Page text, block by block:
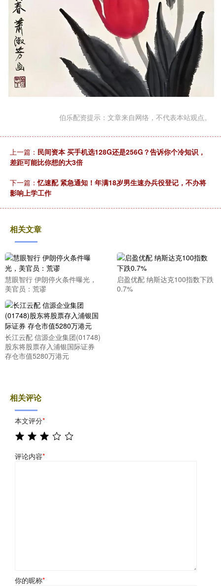
伯乐配资提示：文章来自网络，不代表本站观点。
上一篇： 民间资本 买手机选128G还是256G？告诉你个冷知识，
差距可能比你想的大3倍
下一篇：忆速配 紧急通知！年满18岁男生速办兵役登记，不办将
影响上学工作
相关文章
慧眼智行 伊朗停火条件曝光，
美官员：荒谬
启盈优配 纳斯达克100指数下跌
0.7%
长江云配 信源企业集团(01748)
股东将股票存入浦银国际证券
存仓市值5280万港元
相关评论
本文评分*
评论内容*
你的昵称*